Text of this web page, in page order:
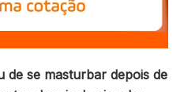
de se masturbar depois de